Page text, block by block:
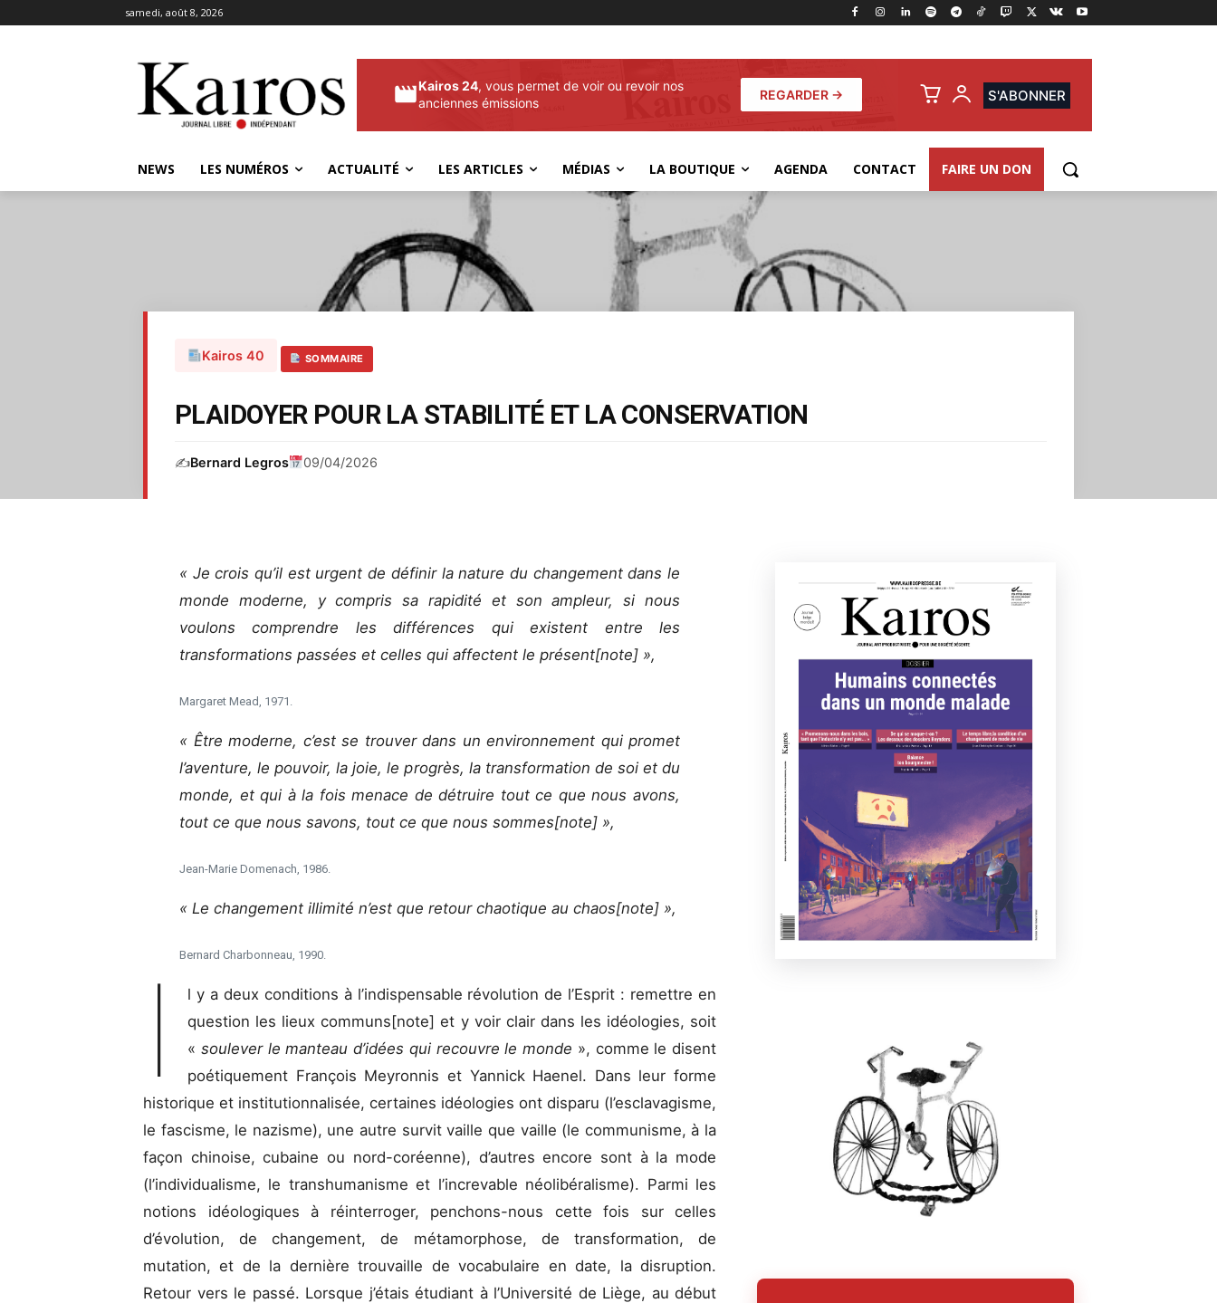
samedi, août 8, 2026
Kairos 24, vous permet de voir ou revoir nos
anciennes émissions
REGARDER → S'ABONNER
NEWS LES NUMÉROS ACTUALITÉ LES ARTICLES MÉDIAS LA BOUTIQUE AGENDA CONTACT FAIRE UN DON
Kairos 40 SOMMAIRE
PLAIDOYER POUR LA STABILITÉ ET LA CONSERVATION
✍️Bernard Legros 09/04/2026
« Je crois qu’il est urgent de définir la nature du changement dans le
monde moderne, y compris sa rapidité et son ampleur, si nous
voulons comprendre les différences qui existent entre les
transformations passées et celles qui affectent le présent[note] »,
Margaret Mead, 1971.
« Être moderne, c’est se trouver dans un environnement qui promet
l’aventure, le pouvoir, la joie, le progrès, la transformation de soi et du
monde, et qui à la fois menace de détruire tout ce que nous avons,
tout ce que nous savons, tout ce que nous sommes[note] »,
Jean-Marie Domenach, 1986.
« Le changement illimité n’est que retour chaotique au chaos[note] »,
Bernard Charbonneau, 1990.
I
l y a deux conditions à l’indispensable révolution de l’Esprit : remettre en
question les lieux communs[note] et y voir clair dans les idéologies, soit
« soulever le manteau d’idées qui recouvre le monde », comme le disent
poétiquement François Meyronnis et Yannick Haenel. Dans leur forme
historique et institutionnalisée, certaines idéologies ont disparu (l’esclavagisme,
le fascisme, le nazisme), une autre survit vaille que vaille (le communisme, à la
façon chinoise, cubaine ou nord-coréenne), d’autres encore sont à la mode
(l’individualisme, le transhumanisme et l’increvable néolibéralisme). Parmi les
notions idéologiques à réinterroger, penchons-nous cette fois sur celles
d’évolution, de changement, de métamorphose, de transformation, de
mutation, et de la dernière trouvaille de vocabulaire en date, la disruption.
Retour vers le passé. Lorsque j’étais étudiant à l’Université de Liège, au début